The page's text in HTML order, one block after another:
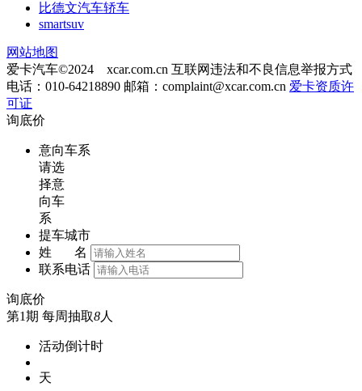
比德文汽车轿车
smartsuv
网站地图
爱卡汽车©2024 xcar.com.cn 互联网违法和不良信息举报方式
电话：010-64218890 邮箱： complaint@xcar.com.cn 爱卡资质许
可证
询底价
意向车系
请选
择意
向车
系
提车城市
姓 名
联系电话
询底价
第1期 每周抽取8人
活动倒计时
天